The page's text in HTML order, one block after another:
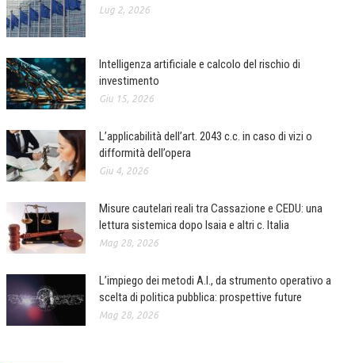
ARCHIVIO EVENTI (FINO AL 2022)
PUBBLICAZIONI
BOLLETTINO FINANZIAMENTI
TELEGRAM
DOCUMENTI
MANUALI E MONOGRAFIE
TESI DI LAUREA
MATERIALE DIDATTICO
INVITI E PROMOZIONI
Lug 2, 2026
Intelligenza artificiale e calcolo del rischio di
investimento
Giu 15, 2026
L’applicabilità dell’art. 2043 c.c. in caso di vizi o
difformità dell’opera
Giu 4, 2026
Misure cautelari reali tra Cassazione e CEDU: una
lettura sistemica dopo Isaia e altri c. Italia
Mag 28, 2026
L’impiego dei metodi A.I., da strumento operativo a
scelta di politica pubblica: prospettive future
Mag 28, 2026